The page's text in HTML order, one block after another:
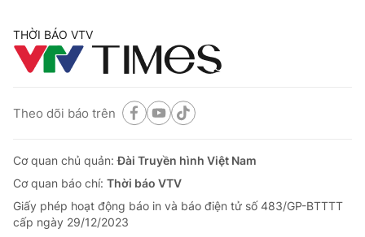
THỜI BÁO VTV
Theo dõi báo trên
Cơ quan chủ quản:Đài Truyền hình Việt Nam
Cơ quan báo chí: Thời báo VTV
Giấy phép hoạt động báo in và báo điện tử số 483/GP-BTTTT
cấp ngày 29/12/2023